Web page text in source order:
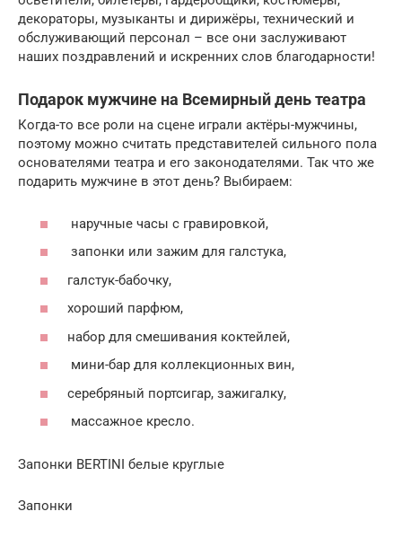
декораторы, музыканты и дирижёры, технический и
обслуживающий персонал – все они заслуживают
наших поздравлений и искренних слов благодарности!
Подарок мужчине на Всемирный день театра
Когда-то все роли на сцене играли актёры-мужчины,
поэтому можно считать представителей сильного пола
основателями театра и его законодателями. Так что же
подарить мужчине в этот день? Выбираем:
наручные часы с гравировкой,
запонки или зажим для галстука,
галстук-бабочку,
хороший парфюм,
набор для смешивания коктейлей,
мини-бар для коллекционных вин,
серебряный портсигар, зажигалку,
массажное кресло.
Запонки BERTINI белые круглые
Запонки